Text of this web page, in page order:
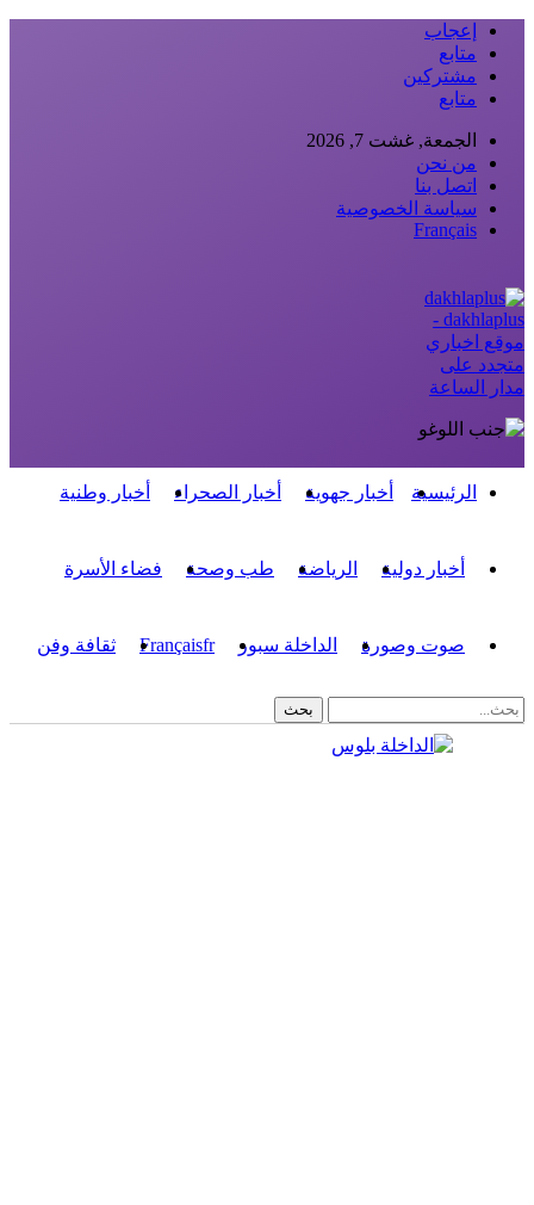
إعجاب
متابع
مشتركين
متابع
الجمعة, غشت 7, 2026
من نحن
اتصل بنا
سياسة الخصوصية
Français
dakhlaplus -
موقع اخباري
متجدد على
مدار الساعة
الرئيسية أخبار جهوية أخبار الصحراء أخبار وطنية
أخبار دولية الرياضة طب وصحة فضاء الأسرة
صوت وصورة الداخلة سبور Françaisfr ثقافة وفن